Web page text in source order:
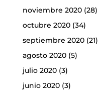
noviembre 2020(28)
octubre 2020(34)
septiembre 2020(21)
agosto 2020(5)
julio 2020(3)
junio 2020(3)